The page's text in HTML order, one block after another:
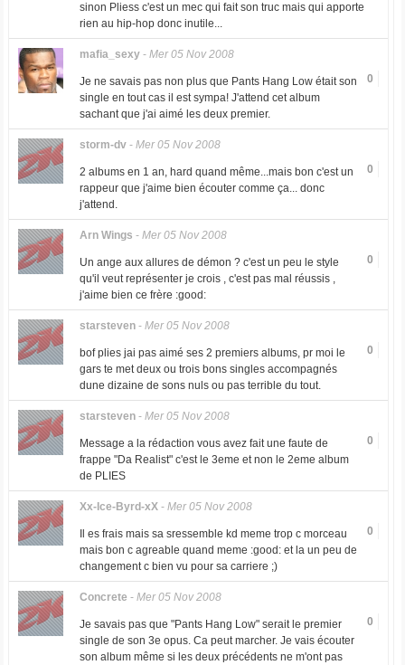
sinon Pliess c'est un mec qui fait son truc mais qui apporte
rien au hip-hop donc inutile...
mafia_sexy- Mer 05 Nov 2008
0
Je ne savais pas non plus que Pants Hang Low était son
single en tout cas il est sympa! J'attend cet album
sachant que j'ai aimé les deux premier.
storm-dv- Mer 05 Nov 2008
0
2 albums en 1 an, hard quand même...mais bon c'est un
rappeur que j'aime bien écouter comme ça... donc
j'attend.
Arn Wings - Mer 05 Nov 2008
0
Un ange aux allures de démon ? c'est un peu le style
qu'il veut représenter je crois , c'est pas mal réussis ,
j'aime bien ce frère :good:
starsteven- Mer 05 Nov 2008
0
bof plies jai pas aimé ses 2 premiers albums, pr moi le
gars te met deux ou trois bons singles accompagnés
dune dizaine de sons nuls ou pas terrible du tout.
starsteven- Mer 05 Nov 2008
0
Message a la rédaction vous avez fait une faute de
frappe "Da Realist" c'est le 3eme et non le 2eme album
de PLIES
Xx-Ice-Byrd-xX- Mer 05 Nov 2008
0
Il es frais mais sa sressemble kd meme trop c morceau
mais bon c agreable quand meme :good: et la un peu de
changement c bien vu pour sa carriere ;)
Concrete - Mer 05 Nov 2008
0
Je savais pas que "Pants Hang Low" serait le premier
single de son 3e opus. Ca peut marcher. Je vais écouter
son album même si les deux précédents ne m'ont pas